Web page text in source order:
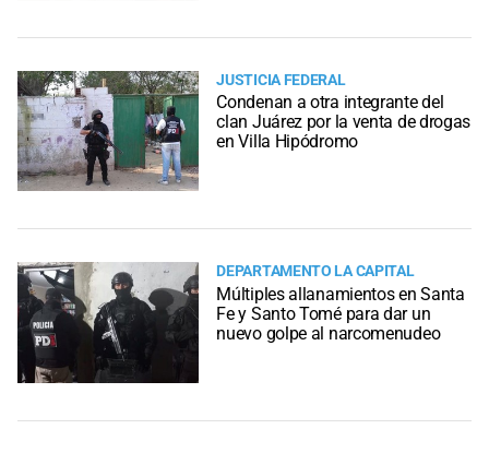
JUSTICIA FEDERAL
Condenan a otra integrante del
clan Juárez por la venta de drogas
en Villa Hipódromo
DEPARTAMENTO LA CAPITAL
Múltiples allanamientos en Santa
Fe y Santo Tomé para dar un
nuevo golpe al narcomenudeo